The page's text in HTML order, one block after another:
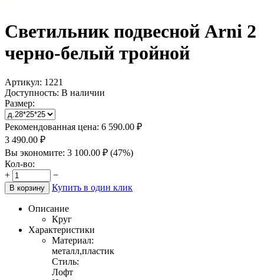
Светильник подвесной Arni 2
черно-белый тройной
Артикул: 1221
Доступность: В наличии
Размер:
Рекомендованная цена: 6 590.00 ₽
3 490.00 ₽
Вы экономите: 3 100.00 ₽ (47%)
Кол-во:
+
−
В корзину Купить в один клик
Описание
Круг
Характеристики
Материал:
металл,пластик
Стиль:
Лофт